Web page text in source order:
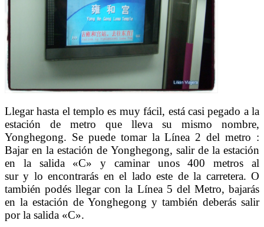
Llegar hasta el templo es muy fácil, está casi pegado a la
estación de metro que lleva su mismo nombre,
Yonghegong. Se puede tomar la Línea 2 del metro :
Bajar en la estación de Yonghegong, salir de la estación
en la salida «C» y caminar unos 400 metros al
sur y lo encontrarás en el lado este de la carretera. O
también podés llegar con la Línea 5 del Metro, bajarás
en la estación de Yonghegong y también deberás salir
por la salida «C».